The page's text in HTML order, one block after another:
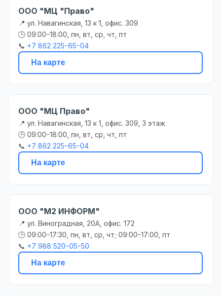
ООО "МЦ "Право"
📍 ул. Навагинская, 13 к 1, офис. 309
🕒 09:00-18:00, пн, вт, ср, чт, пт
📞 +7 862 225-65-04
На карте
ООО "МЦ Право"
📍 ул. Навагинская, 13 к 1, офис. 309, 3 этаж
🕒 09:00-18:00, пн, вт, ср, чт, пт
📞 +7 862 225-65-04
На карте
ООО "М2 ИНФОРМ"
📍 ул. Виноградная, 20А, офис. 172
🕒 09:00-17:30, пн, вт, ср, чт; 09:00-17:00, пт
📞 +7 988 520-05-50
На карте